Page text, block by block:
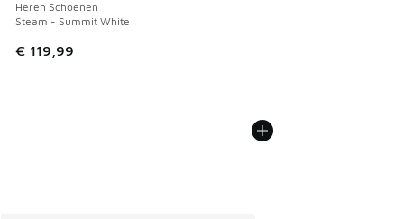
Heren Schoenen
Steam - Summit White
€ 119,99